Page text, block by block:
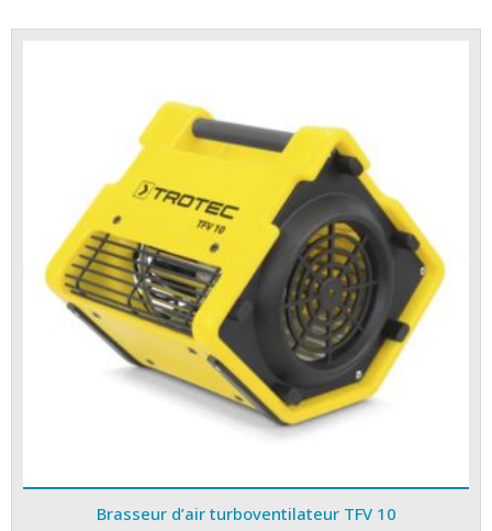
Brasseur d’air turboventilateur TFV 10